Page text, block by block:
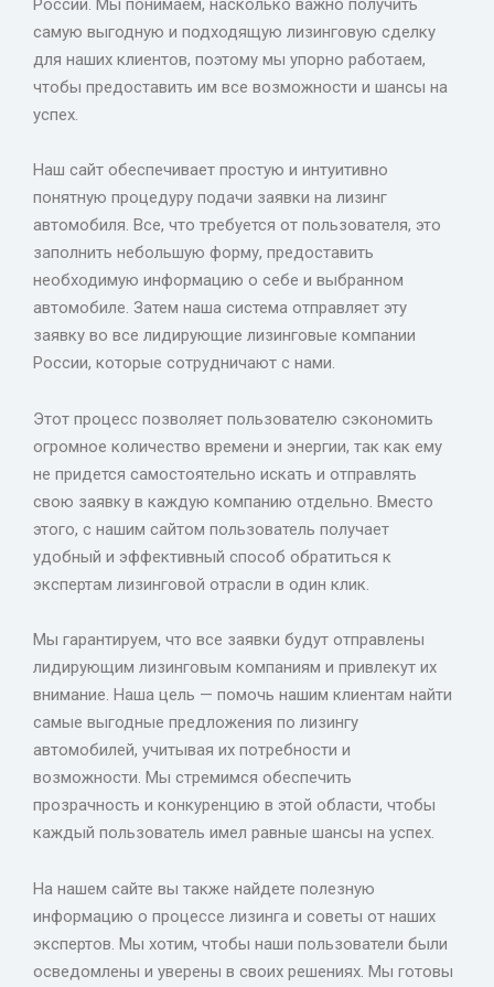
России. Мы понимаем, насколько важно получить
самую выгодную и подходящую лизинговую сделку
для наших клиентов, поэтому мы упорно работаем,
чтобы предоставить им все возможности и шансы на
успех.
Наш сайт обеспечивает простую и интуитивно
понятную процедуру подачи заявки на лизинг
автомобиля. Все, что требуется от пользователя, это
заполнить небольшую форму, предоставить
необходимую информацию о себе и выбранном
автомобиле. Затем наша система отправляет эту
заявку во все лидирующие лизинговые компании
России, которые сотрудничают с нами.
Этот процесс позволяет пользователю сэкономить
огромное количество времени и энергии, так как ему
не придется самостоятельно искать и отправлять
свою заявку в каждую компанию отдельно. Вместо
этого, с нашим сайтом пользователь получает
удобный и эффективный способ обратиться к
экспертам лизинговой отрасли в один клик.
Мы гарантируем, что все заявки будут отправлены
лидирующим лизинговым компаниям и привлекут их
внимание. Наша цель — помочь нашим клиентам найти
самые выгодные предложения по лизингу
автомобилей, учитывая их потребности и
возможности. Мы стремимся обеспечить
прозрачность и конкуренцию в этой области, чтобы
каждый пользователь имел равные шансы на успех.
На нашем сайте вы также найдете полезную
информацию о процессе лизинга и советы от наших
экспертов. Мы хотим, чтобы наши пользователи были
осведомлены и уверены в своих решениях. Мы готовы